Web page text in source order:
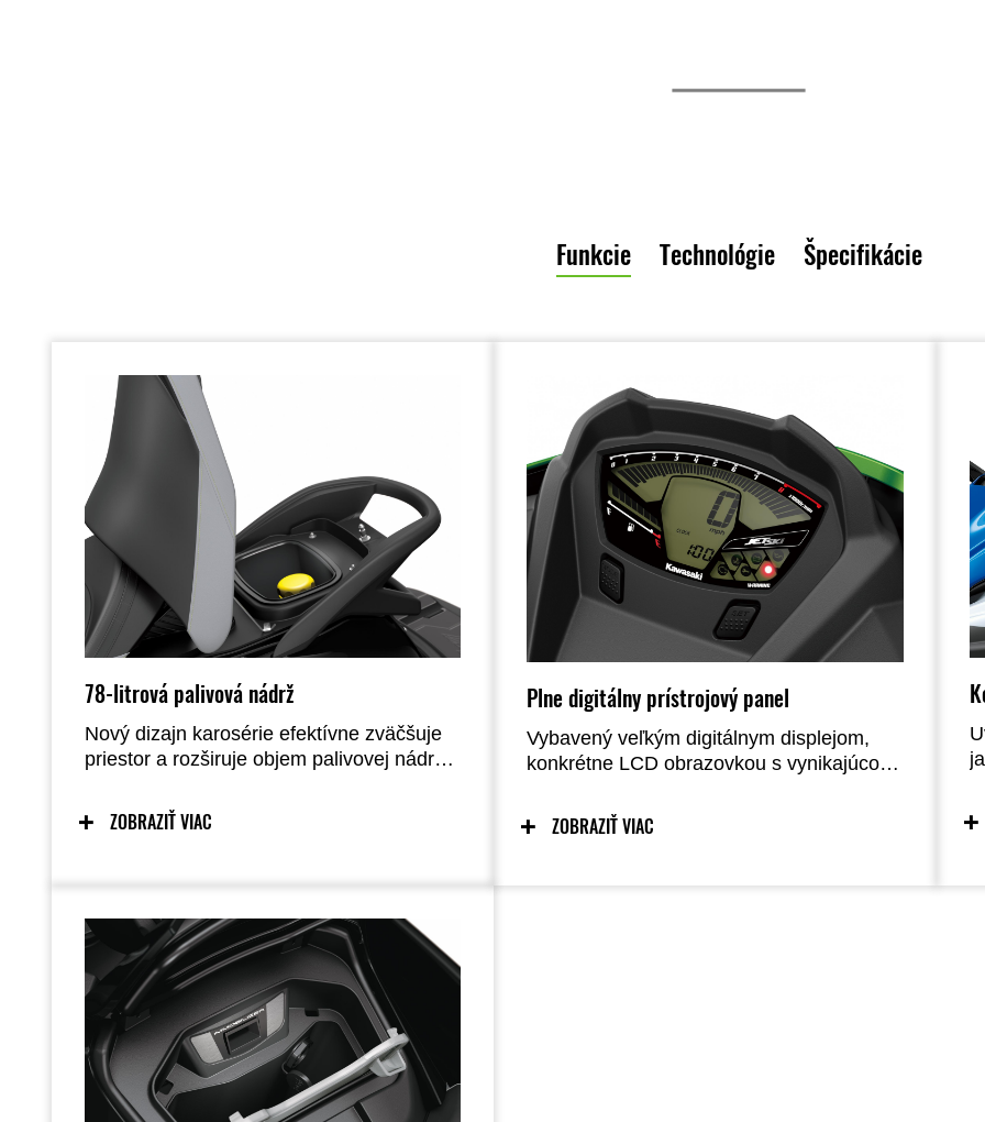
Funkcie Technológie Špecifikácie
78-litrová palivová nádrž
Nový dizajn karosérie efektívne zväčšuje
priestor a rozširuje objem palivovej nádrže
kapacitu vo svojej triede. V kombinácii s
vlastnosťami motora, ktoré umožňujú
ZOBRAZIŤ VIAC
Plne digitálny prístrojový panel
Vybavený veľkým digitálnym displejom,
konkrétne LCD obrazovkou s vynikajúcou
spolu s grafickým otáčkomerom. Tento
panel poskytuje širokú škálu informácií,
ZOBRAZIŤ VIAC